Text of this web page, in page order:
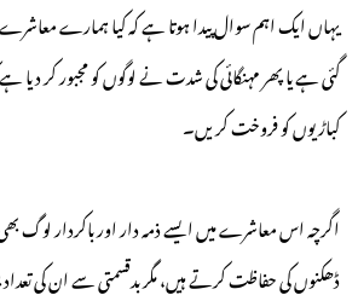
یہاں ایک اہم سوال پیدا ہوتا ہے کہ کیا ہمارے معاشرے
گئی ہے یا پھر مہنگائی کی شدت نے لوگوں کو مجبور کر دیا
کباڑیوں کو فروخت کریں۔
اگرچہ اس معاشرے میں ایسے ذمہ دار اور باکردار لوگ
ڈھکنوں کی حفاظت کرتے ہیں، مگر بدقسمتی سے ان کی